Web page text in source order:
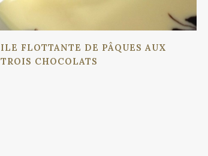
ILE FLOTTANTE DE PÂQUES AUX
TROIS CHOCOLATS